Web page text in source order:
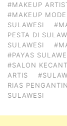
#MAKEUP
#MAKEUP
SULAWESI
PESTA DI
SULAWESI
#PAYAS
#SALON
ARTIS
RIAS
SULAWESI